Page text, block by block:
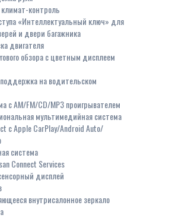
контроль
«Интеллектуальный ключ» для
и двери багажника
двигателя
обзора с цветным дисплеем
на водительском
с AM/FM/CD/MP3 проигрывателем
мультимедийная система
c Apple CarPlay/Android Auto/
система
Connect Services
дисплей
внутрисалонное зеркало